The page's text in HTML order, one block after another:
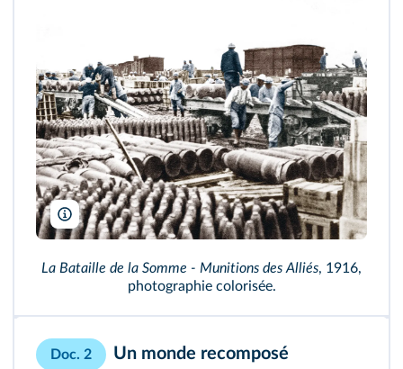
AKG
La Bataille de la Somme - Munitions des Alliés, 1916,
photographie colorisée.
Doc. 2 Un monde recomposé